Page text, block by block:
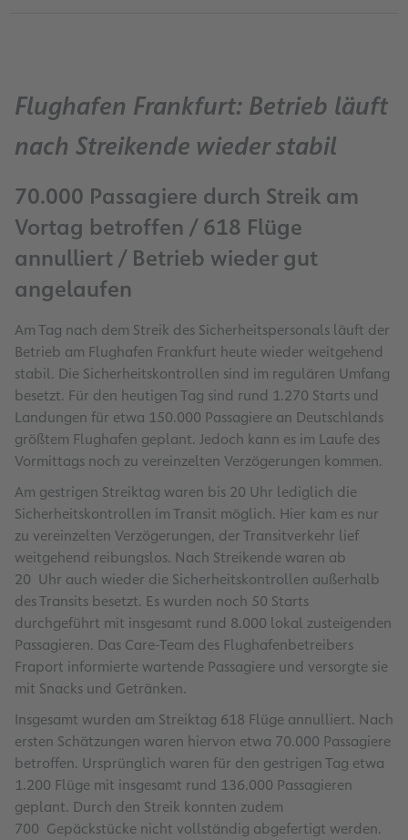
Flughafen Frankfurt: Betrieb läuft
nach Streikende wieder stabil
70.000 Passagiere durch Streik am
Vortag betroffen / 618 Flüge
annulliert / Betrieb wieder gut
angelaufen
Am Tag nach dem Streik des Sicherheitspersonals läuft der
Betrieb am Flughafen Frankfurt heute wieder weitgehend
stabil. Die Sicherheitskontrollen sind im regulären Umfang
besetzt. Für den heutigen Tag sind rund 1.270 Starts und
Landungen für etwa 150.000 Passagiere an Deutschlands
größtem Flughafen geplant. Jedoch kann es im Laufe des
Vormittags noch zu vereinzelten Verzögerungen kommen.
Am gestrigen Streiktag waren bis 20 Uhr lediglich die
Sicherheitskontrollen im Transit möglich. Hier kam es nur
zu vereinzelten Verzögerungen, der Transitverkehr lief
weitgehend reibungslos. Nach Streikende waren ab
20 Uhr auch wieder die Sicherheitskontrollen außerhalb
des Transits besetzt. Es wurden noch 50 Starts
durchgeführt mit insgesamt rund 8.000 lokal zusteigenden
Passagieren. Das Care-Team des Flughafenbetreibers
Fraport informierte wartende Passagiere und versorgte sie
mit Snacks und Getränken.
Insgesamt wurden am Streiktag 618 Flüge annulliert. Nach
ersten Schätzungen waren hiervon etwa 70.000 Passagiere
betroffen. Ursprünglich waren für den gestrigen Tag etwa
1.200 Flüge mit insgesamt rund 136.000 Passagieren
geplant. Durch den Streik konnten zudem
700 Gepäckstücke nicht vollständig abgefertigt werden.